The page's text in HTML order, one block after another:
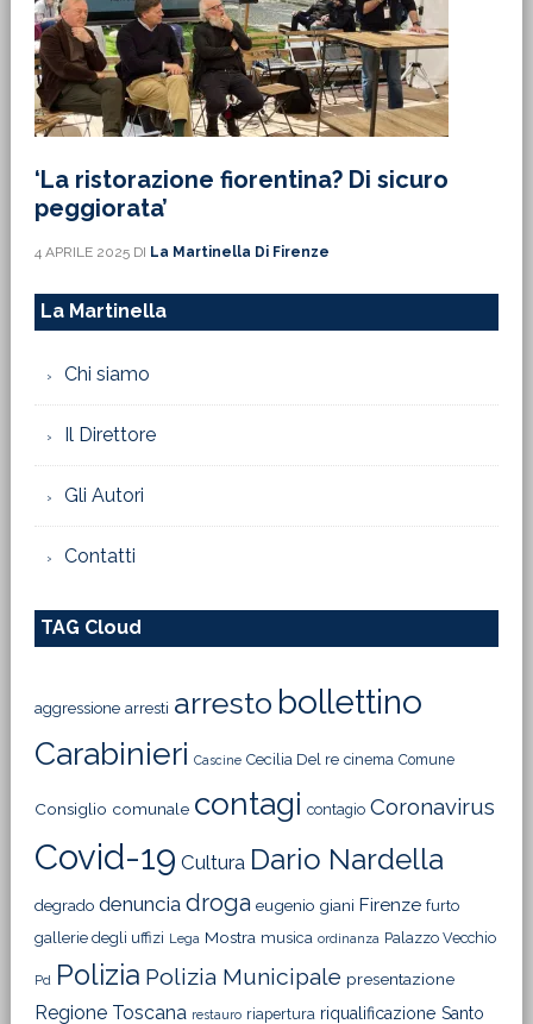
‘La ristorazione fiorentina? Di sicuro
peggiorata’
4 APRILE 2025DI La Martinella Di Firenze
La Martinella
Chi siamo
Il Direttore
Gli Autori
Contatti
TAG Cloud
aggressione arresti arresto bollettino
Carabinieri Cascine Cecilia Del re cinema Comune
Consiglio comunale contagi contagio Coronavirus
Covid-19 Cultura Dario Nardella
degrado denuncia droga eugenio giani Firenze furto
gallerie degli uffizi Lega Mostra musica ordinanza Palazzo Vecchio
Pd Polizia Polizia Municipale presentazione
Regione Toscana restauro riapertura riqualificazione Santo